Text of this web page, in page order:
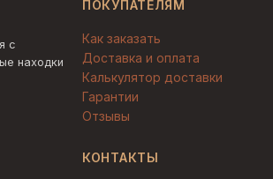
с
находки
ПОКУПАТЕЛЯМ
Как заказать
Доставка и оплата
Калькулятор доставки
Гарантии
Отзывы
КОНТАКТЫ